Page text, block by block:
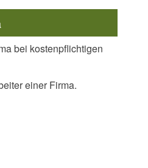
bei kostenpflichtigen
einer Firma.